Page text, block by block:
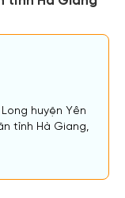
huyện Yên
tỉnh Hà Giang,